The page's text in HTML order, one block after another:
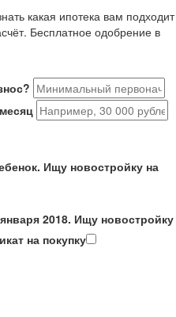
какая ипотека вам подходит
Бесплатное одобрение в
Ищу новостройку на
2018. Ищу новостройку
на покупку